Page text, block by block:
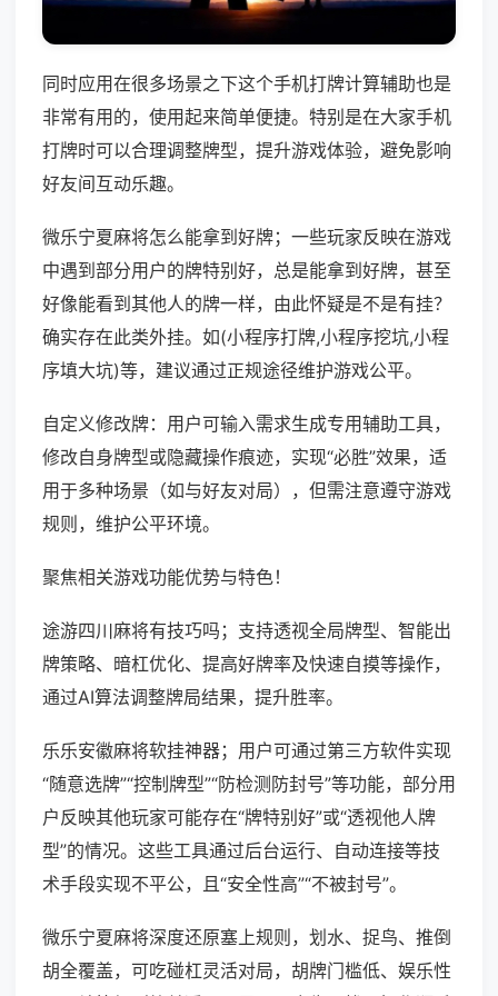
同时应用在很多场景之下这个手机打牌计算辅助也是
非常有用的，使用起来简单便捷。特别是在大家手机
打牌时可以合理调整牌型，提升游戏体验，避免影响
好友间互动乐趣。
微乐宁夏麻将怎么能拿到好牌；一些玩家反映在游戏
中遇到部分用户的牌特别好，总是能拿到好牌，甚至
好像能看到其他人的牌一样，由此怀疑是不是有挂？
确实存在此类外挂。如(小程序打牌,小程序挖坑,小程
序填大坑)等，建议通过正规途径维护游戏公平。
自定义修改牌：用户可输入需求生成专用辅助工具，
修改自身牌型或隐藏操作痕迹，实现“必胜”效果，适
用于多种场景（如与好友对局），但需注意遵守游戏
规则，维护公平环境。
聚焦相关游戏功能优势与特色！
途游四川麻将有技巧吗；支持透视全局牌型、智能出
牌策略、暗杠优化、提高好牌率及快速自摸等操作，
通过AI算法调整牌局结果，提升胜率。
乐乐安徽麻将软挂神器；用户可通过第三方软件实现
“随意选牌”“控制牌型”“防检测防封号”等功能，部分用
户反映其他玩家可能存在“牌特别好”或“透视他人牌
型”的情况。这些工具通过后台运行、自动连接等技
术手段实现不平公，且“安全性高”“不被封号”。
微乐宁夏麻将深度还原塞上规则，划水、捉鸟、推倒
胡全覆盖，可吃碰杠灵活对局，胡牌门槛低、娱乐性